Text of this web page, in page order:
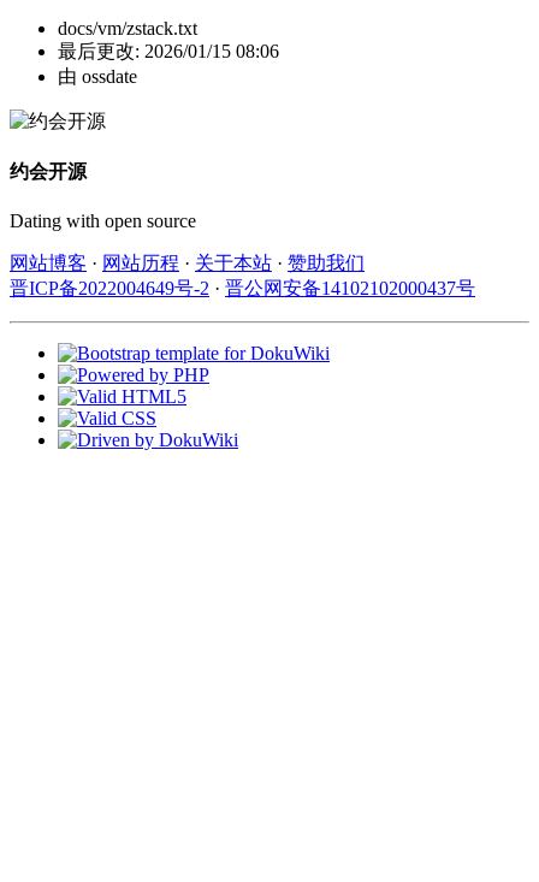
docs/vm/zstack.txt
最后更改: 2026/01/15 08:06
由 ossdate
约会开源
Dating with open source
网站博客 · 网站历程 · 关于本站 · 赞助我们
晋ICP备2022004649号-2 · 晋公网安备14102102000437号